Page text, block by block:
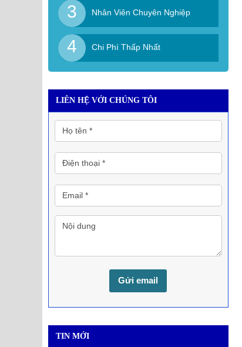
3 Nhân Viên Chuyên Nghiệp
4 Chi Phí Thấp Nhất
LIÊN HỆ VỚI CHÚNG TÔI
TIN MỚI